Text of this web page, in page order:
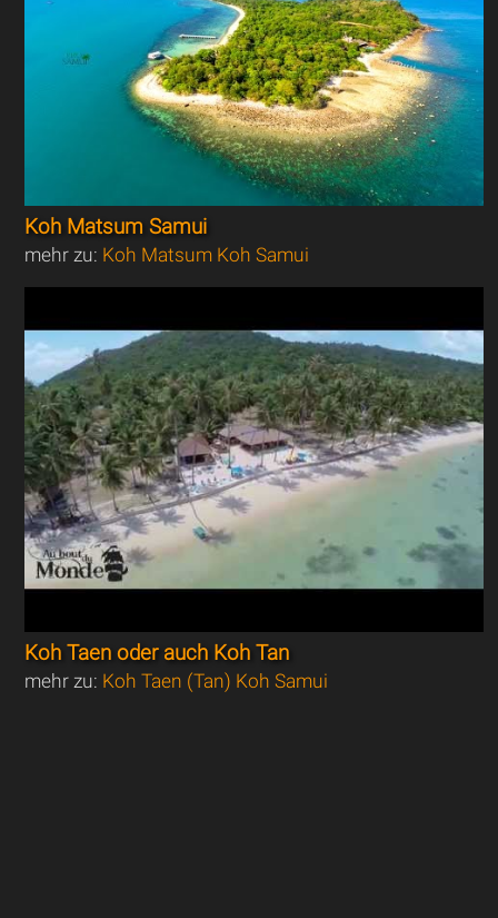
Koh Matsum Samui
mehr zu: Koh Matsum Koh Samui
Koh Taen oder auch Koh Tan
mehr zu: Koh Taen (Tan) Koh Samui